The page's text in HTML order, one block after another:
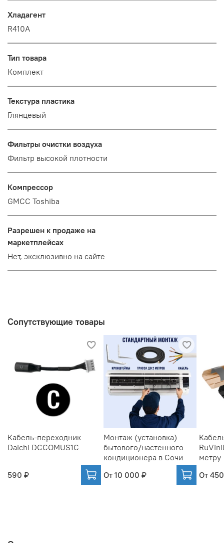
Хладагент
R410A
Тип товара
Комплект
Текстура пластика
Глянцевый
Фильтры очистки воздуха
Фильтр высокой плотности
Компрессор
GMCC Toshiba
Разрешен к продаже на
маркетплейсах
Нет, эксклюзивно на сайте
Сопутствующие товары
Кабель-переходник
Daichi DCCOMUS1C
590 ₽
Монтаж (установка)
бытового/настенного
кондиционера в Сочи
От 10 000 ₽
метру
От